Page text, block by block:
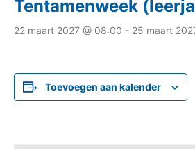
Tentamenweek
22 maart 2027 @ 08:00 - 25 maart
Toevoegen aan kalender